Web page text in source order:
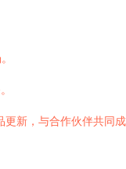
新，与合作伙伴共同